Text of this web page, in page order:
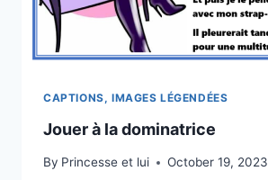
CAPTIONS, IMAGES LÉGENDÉES
Jouer à la dominatrice
By Princesse et lui October 19, 2023